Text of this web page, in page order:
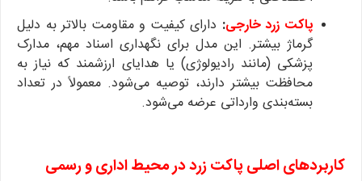
پاکت زرد خارجی: دارای کیفیت و مقاومت بالاتر به دلیل
گرماژ بیشتر. این مدل برای نگهداری اسناد مهم، مدارک
پزشکی (مانند رادیولوژی) یا هدایای ارزشمند که نیاز به
محافظت بیشتر دارند، توصیه می‌شود. معمولاً در تعداد
بسته‌بندی وارداتی عرضه می‌شود.
کاربردهای اصلی پاکت زرد در محیط اداری و رسمی